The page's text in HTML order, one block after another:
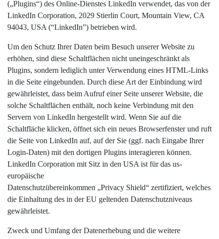
(„Plugins“) des Online-Dienstes LinkedIn verwendet, das von der
LinkedIn Corporation, 2029 Stierlin Court, Mountain View, CA
94043, USA (“LinkedIn”) betrieben wird.
Um den Schutz Ihrer Daten beim Besuch unserer Website zu
erhöhen, sind diese Schaltflächen nicht uneingeschränkt als
Plugins, sondern lediglich unter Verwendung eines HTML-Links
in die Seite eingebunden. Durch diese Art der Einbindung wird
gewährleistet, dass beim Aufruf einer Seite unserer Website, die
solche Schaltflächen enthält, noch keine Verbindung mit den
Servern von LinkedIn hergestellt wird. Wenn Sie auf die
Schaltfläche klicken, öffnet sich ein neues Browserfenster und ruft
die Seite von LinkedIn auf, auf der Sie (ggf. nach Eingabe Ihrer
Login-Daten) mit den dortigen Plugins interagieren können.
LinkedIn Corporation mit Sitz in den USA ist für das us-
europäische
Datenschutzübereinkommen „Privacy Shield“ zertifiziert, welches
die Einhaltung des in der EU geltenden Datenschutzniveaus
gewährleistet.
Zweck und Umfang der Datenerhebung und die weitere